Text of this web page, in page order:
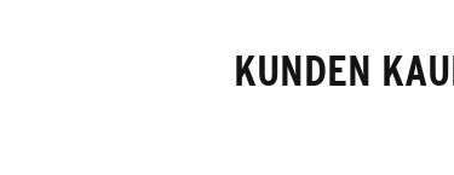
KUNDEN